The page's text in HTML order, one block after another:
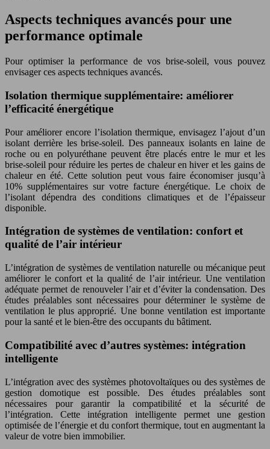
Aspects techniques avancés pour une
performance optimale
Pour optimiser la performance de vos brise-soleil, vous pouvez
envisager ces aspects techniques avancés.
Isolation thermique supplémentaire: améliorer
l’efficacité énergétique
Pour améliorer encore l’isolation thermique, envisagez l’ajout d’un
isolant derrière les brise-soleil. Des panneaux isolants en laine de
roche ou en polyuréthane peuvent être placés entre le mur et les
brise-soleil pour réduire les pertes de chaleur en hiver et les gains de
chaleur en été. Cette solution peut vous faire économiser jusqu’à
10% supplémentaires sur votre facture énergétique. Le choix de
l’isolant dépendra des conditions climatiques et de l’épaisseur
disponible.
Intégration de systèmes de ventilation: confort et
qualité de l’air intérieur
L’intégration de systèmes de ventilation naturelle ou mécanique peut
améliorer le confort et la qualité de l’air intérieur. Une ventilation
adéquate permet de renouveler l’air et d’éviter la condensation. Des
études préalables sont nécessaires pour déterminer le système de
ventilation le plus approprié. Une bonne ventilation est importante
pour la santé et le bien-être des occupants du bâtiment.
Compatibilité avec d’autres systèmes: intégration
intelligente
L’intégration avec des systèmes photovoltaïques ou des systèmes de
gestion domotique est possible. Des études préalables sont
nécessaires pour garantir la compatibilité et la sécurité de
l’intégration. Cette intégration intelligente permet une gestion
optimisée de l’énergie et du confort thermique, tout en augmentant la
valeur de votre bien immobilier.